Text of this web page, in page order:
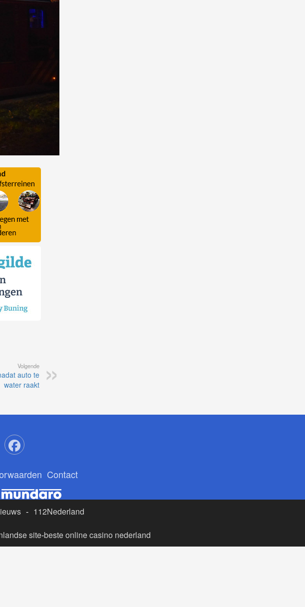
Volgende
auto te
water raakt
Contact
- 112Nederland
site-beste online casino nederland